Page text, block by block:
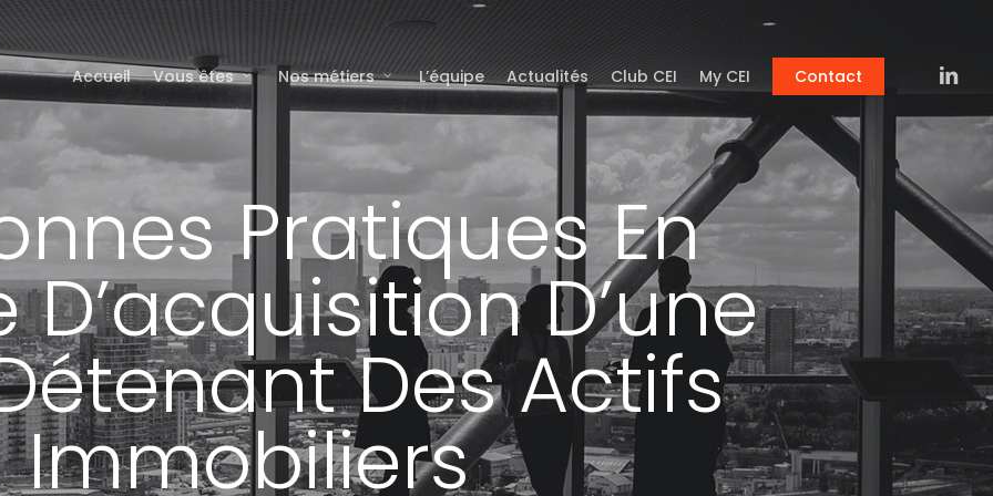
Accueil Vous êtes Nos métiers L’équipe Actualités Club CEI My CEI Contact linkedin
Pratiques En
D’une
Des Actifs
Immobiliers